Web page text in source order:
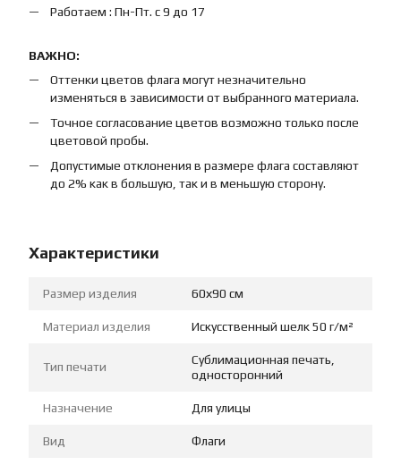
Работаем : Пн-Пт. с 9 до 17
ВАЖНО:
Оттенки цветов флага могут незначительно
изменяться в зависимости от выбранного материала.
Точное согласование цветов возможно только после
цветовой пробы.
Допустимые отклонения в размере флага составляют
до 2% как в большую, так и в меньшую сторону.
Характеристики
Размер изделия 60х90 см
Материал изделия Искусственный шелк 50 г/м²
Тип печати
Сублимационная печать,
односторонний
Назначение Для улицы
Вид Флаги